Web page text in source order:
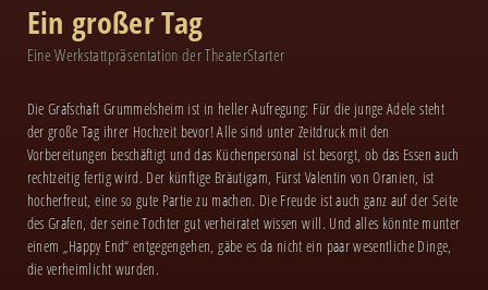
Ein großer Tag
Eine Werkstattpräsentation der TheaterStarter
Die Grafschaft Grummelsheim ist in heller Aufregung: Für die junge Adele steht
der große Tag ihrer Hochzeit bevor! Alle sind unter Zeitdruck mit den
Vorbereitungen beschäftigt und das Küchenpersonal ist besorgt, ob das Essen auch
rechtzeitig fertig wird. Der künftige Bräutigam, Fürst Valentin von Oranien, ist
hocherfreut, eine so gute Partie zu machen. Die Freude ist auch ganz auf der Seite
des Grafen, der seine Tochter gut verheiratet wissen will. Und alles könnte munter
einem „Happy End“ entgegengehen, gäbe es da nicht ein paar wesentliche Dinge,
die verheimlicht wurden.